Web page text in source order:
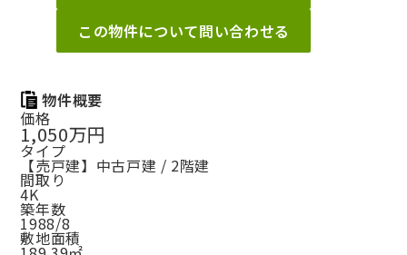
この物件について問い合わせる
物件概要
価格
1,050万円
タイプ
【売戸建】中古戸建 / 2階建
間取り
4K
築年数
1988/8
敷地面積